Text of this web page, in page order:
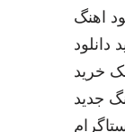
اهنگ
دانلود
خرید
جدید